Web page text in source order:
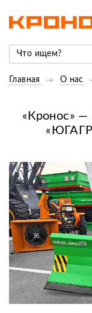
Главная О нас
«Кронос» —